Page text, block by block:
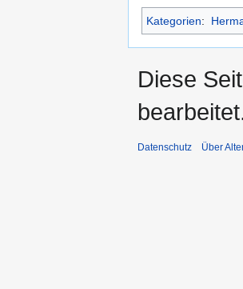
Kategorien:
Diese
Datenschutz Über